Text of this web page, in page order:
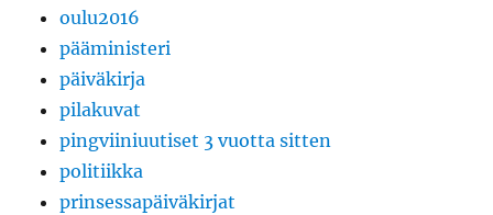
oulu2016
pääministeri
päiväkirja
pilakuvat
pingviiniuutiset 3 vuotta sitten
politiikka
prinsessapäiväkirjat